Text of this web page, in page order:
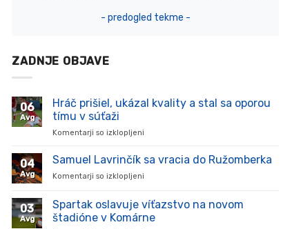
- predogled tekme -
ZADNJE OBJAVE
06
Avg
Hráč prišiel, ukázal kvality a stal sa oporou
tímu v súťaži
Komentarji so izklopljeni
prišiel,
stal
sa
04
Avg
Samuel Lavrinčík sa vracia do Ružomberka
Komentarji so izklopljeni
Lavrinčík
vracia
03
Avg
Spartak oslavuje víťazstvo na novom
štadióne v Komárne